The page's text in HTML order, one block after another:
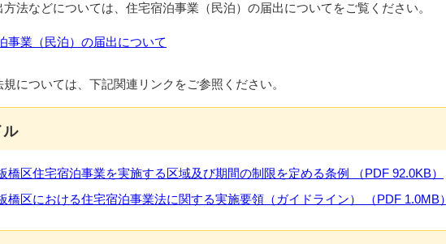
法などについては、住宅宿泊事業（民泊）の届出についてをご覧ください。
事業（民泊）の届出について
については、下記関連リンクをご参照ください。
ル
橋区住宅宿泊事業を実施する区域及び期間の制限を定める条例 （PDF 92.0KB）
橋区における住宅宿泊事業法に関する実施要領（ガイドライン） （PDF 1.0MB）